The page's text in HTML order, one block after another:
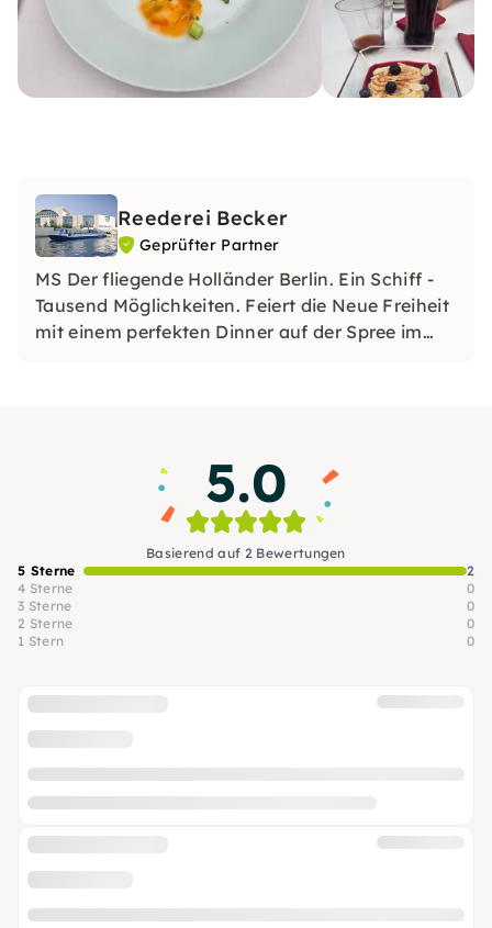
Reederei Becker
Geprüfter Partner
MS Der fliegende Holländer Berlin. Ein Schiff -
Tausend Möglichkeiten. Feiert die Neue Freiheit
mit einem perfekten Dinner auf der Spree im
5.0
Basierend auf 2 Bewertungen
5 Sterne
2
4 Sterne
0
3 Sterne
0
2 Sterne
0
1 Stern
0